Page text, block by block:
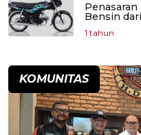
Bensin
1 tahun
KOMUNITAS